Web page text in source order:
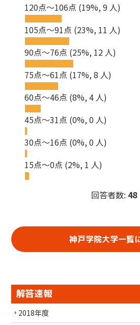
120点～106点 (19%, 9 人)
105点～91点 (23%, 11 人)
90点～76点 (25%, 12 人)
75点～61点 (17%, 8 人)
60点～46点 (8%, 4 人)
45点～31点 (0%, 0 人)
30点～16点 (0%, 0 人)
15点～0点 (2%, 1 人)
回答者数: 48
神戸学院大学一覧
解答速報
2018年度